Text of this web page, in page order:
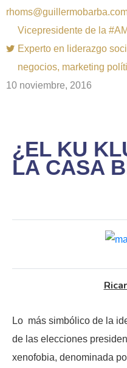
Vicepresidente de la
Experto en liderazgo
negocios, marketing
10 noviembre, 2016
¿EL KU
LA CASA
Lo más simbólico de la
de las elecciones
xenofobia, denominada